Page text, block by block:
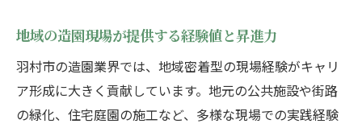
地域の造園現場が提供する経験値と昇進力
羽村市の造園業界では、地域密着型の現場経験がキャリ
ア形成に大きく貢献しています。地元の公共施設や街路
の緑化、住宅庭園の施工など、多様な現場での実践経験